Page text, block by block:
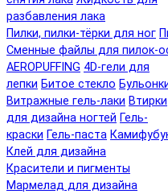
разбавления лака
Пилки, пилки-тёрки для ног
Сменные файлы для пилок-
AEROPUFFING 4D-гели для
лепки Битое стекло
Витражные гель-лаки Втирки
для дизайна ногтей Гель-
краски Гель-паста
Клей для дизайна
Красители и пигменты
Мармелад для дизайна